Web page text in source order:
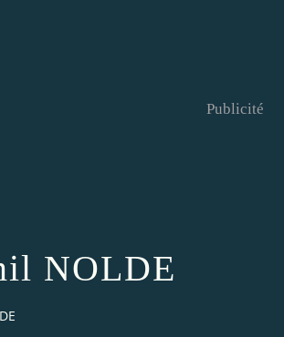
Publicité
NOLDE